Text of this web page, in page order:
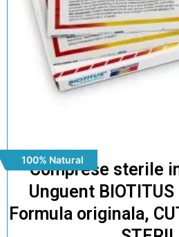
100% Natural
Comprese sterile
Unguent
Formula originala,